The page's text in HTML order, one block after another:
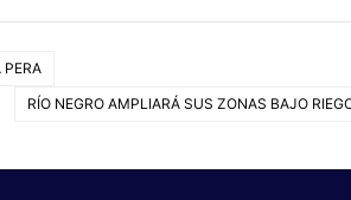
PERA
RÍO NEGRO AMPLIARÁ SUS ZONAS BAJO